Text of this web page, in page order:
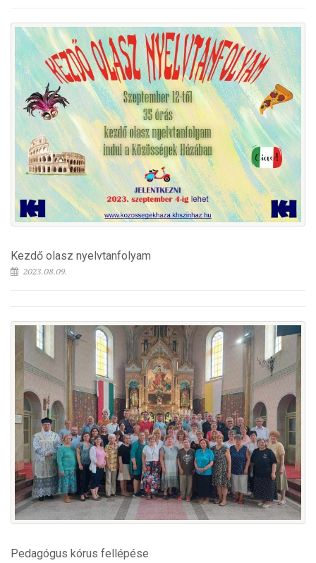
Kezdő olasz nyelvtanfolyam
2023.08.09.
Pedagógus kórus fellépése